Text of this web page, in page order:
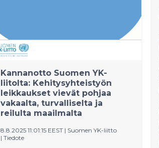
Kannanotto Suomen YK-
liitolta: Kehitysyhteistyön
leikkaukset vievät pohjaa
vakaalta, turvalliselta ja
reilulta maailmalta
8.8.2025 11:01:15 EEST | Suomen YK-liitto
| Tiedote